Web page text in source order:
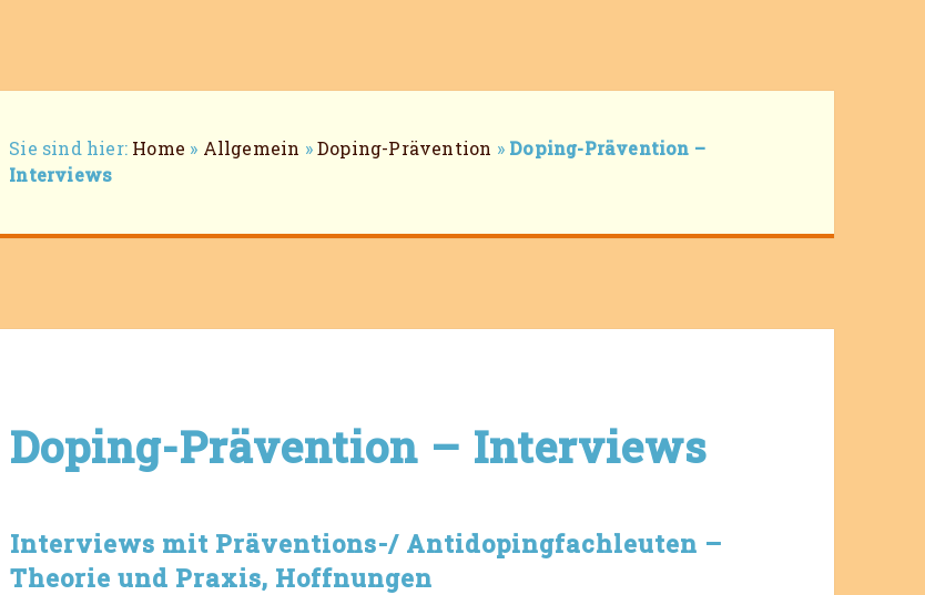
Breadcrumb-
Navigation
Sie sind hier: Home » Allgemein »Doping-Prävention » Doping-Prävention –
Interviews
Doping-Prävention – Interviews
Interviews mit Präventions-/ Antidopingfachleuten –
Theorie und Praxis, Hoffnungen